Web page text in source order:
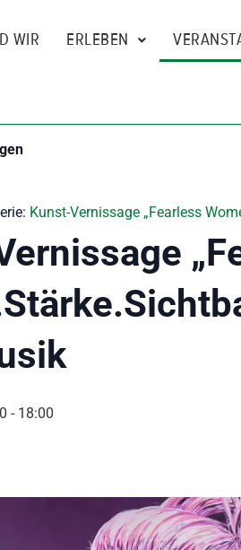
WIR ERLEBEN
Kunst-Vernissage „Fearless
- 18:00